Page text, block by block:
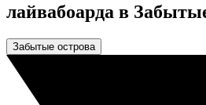
лайвабоарда в
Забытые острова